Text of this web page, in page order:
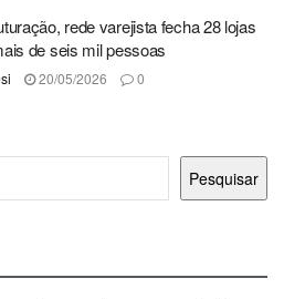
rede varejista fecha 28 lojas
de seis mil pessoas
20/05/2026 0
Pesquisar